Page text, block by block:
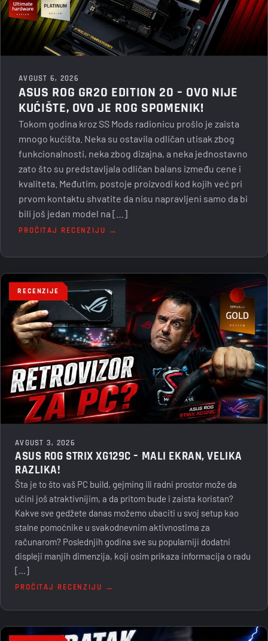
AVGUST 6, 2026
ASUS ROG GR20 EDITION 20 – OVO NIJE
KUĆIŠTE, OVO JE ROG SPOMENIK!
Tokom godina kroz SS Mods radionicu prošlo je zaista
mnogo kućišta. Neka su ostavila odličan utisak zbog
funkcionalnosti, neka zbog dizajna, a neka jednostavno
zato što su predstavljala odličan balans između cene i
kvaliteta. Međutim, postoje proizvodi kod kojih već pri
prvom kontaktu shvatite da nisu napravljeni samo da bi
bili još jedan model na […]
PROČITAJ RECENZIJU →
RECENZIJE
AVGUST 3, 2026
ASUS ROG STRIX XG129C – MALI EKRAN, VELIKA
RAZLIKA!
Šta je to što vaš PC build, gejming ili radni prostor može da
učini još atraktivnijim, a da pritom bude i zaista koristan?
Kakve sve gedžete danas možemo ubaciti u svoj setup kao
stalne pomoćnike u svakodnevnim aktivnostima za
računarom? Poslednjih godina sve su popularniji dodatni
displeji manjih dimenzija, koji osim prikaza informacija o radu
[…]
PROČITAJ RECENZIJU →